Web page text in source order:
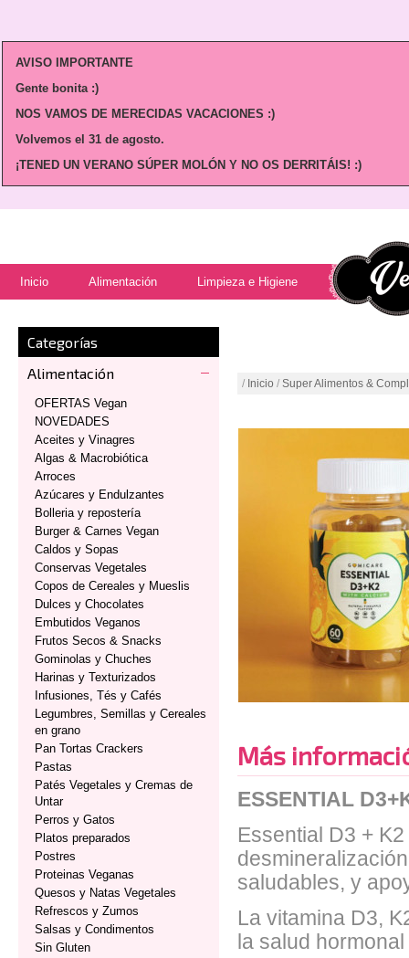
AVISO IMPORTANTE
Gente bonita :)
NOS VAMOS DE MERECIDAS VACACIONES :)
Volvemos el 31 de agosto.
¡TENED UN VERANO SÚPER MOLÓN Y NO OS DERRITÁIS! :)
Inicio Alimentación Limpieza e Higiene
Categorías
Alimentación
OFERTAS Vegan
NOVEDADES
Aceites y Vinagres
Algas & Macrobiótica
Arroces
Azúcares y Endulzantes
Bolleria y repostería
Burger & Carnes Vegan
Caldos y Sopas
Conservas Vegetales
Copos de Cereales y Mueslis
Dulces y Chocolates
Embutidos Veganos
Frutos Secos & Snacks
Gominolas y Chuches
Harinas y Texturizados
Infusiones, Tés y Cafés
Legumbres, Semillas y Cereales
en grano
Pan Tortas Crackers
Pastas
Patés Vegetales y Cremas de
Untar
Perros y Gatos
Platos preparados
Postres
Proteinas Veganas
Quesos y Natas Vegetales
Refrescos y Zumos
Salsas y Condimentos
Sin Gluten
/ Inicio / Super Alimentos &
Más
ESSENTIAL
Essential D3 +
saludables, y
La vitamina D3,
la salud